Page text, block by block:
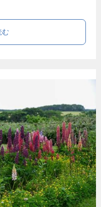
む